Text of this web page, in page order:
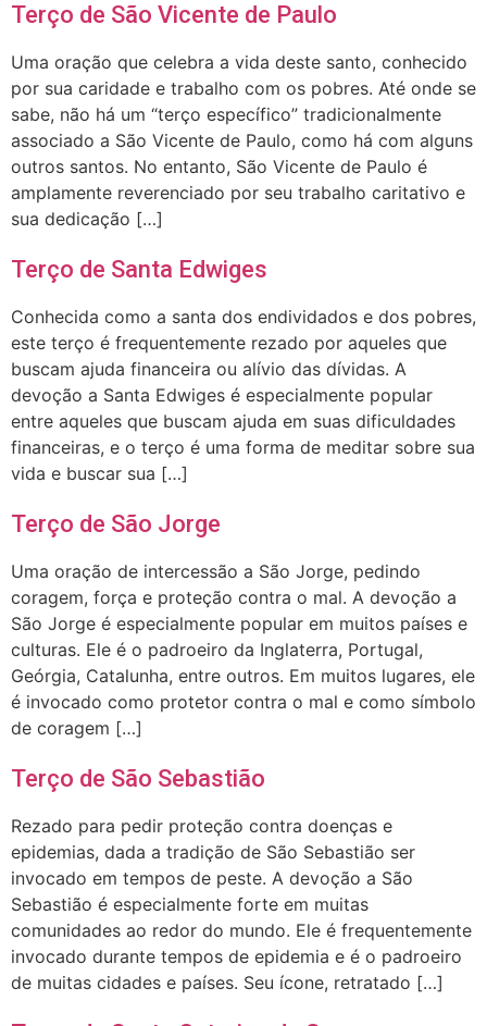
Terço de São Vicente de Paulo
Uma oração que celebra a vida deste santo, conhecido
por sua caridade e trabalho com os pobres. Até onde se
sabe, não há um “terço específico” tradicionalmente
associado a São Vicente de Paulo, como há com alguns
outros santos. No entanto, São Vicente de Paulo é
amplamente reverenciado por seu trabalho caritativo e
sua dedicação […]
Terço de Santa Edwiges
Conhecida como a santa dos endividados e dos pobres,
este terço é frequentemente rezado por aqueles que
buscam ajuda financeira ou alívio das dívidas. A
devoção a Santa Edwiges é especialmente popular
entre aqueles que buscam ajuda em suas dificuldades
financeiras, e o terço é uma forma de meditar sobre sua
vida e buscar sua […]
Terço de São Jorge
Uma oração de intercessão a São Jorge, pedindo
coragem, força e proteção contra o mal. A devoção a
São Jorge é especialmente popular em muitos países e
culturas. Ele é o padroeiro da Inglaterra, Portugal,
Geórgia, Catalunha, entre outros. Em muitos lugares, ele
é invocado como protetor contra o mal e como símbolo
de coragem […]
Terço de São Sebastião
Rezado para pedir proteção contra doenças e
epidemias, dada a tradição de São Sebastião ser
invocado em tempos de peste. A devoção a São
Sebastião é especialmente forte em muitas
comunidades ao redor do mundo. Ele é frequentemente
invocado durante tempos de epidemia e é o padroeiro
de muitas cidades e países. Seu ícone, retratado […]